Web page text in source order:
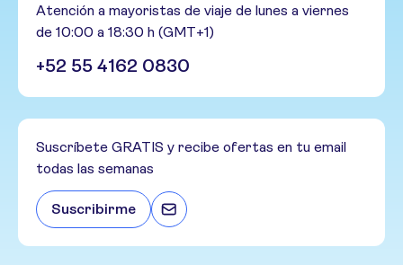
Atención a mayoristas de viaje de lunes a viernes
de 10:00 a 18:30 h (GMT+1)
+52 55 4162 0830
Suscríbete GRATIS y recibe ofertas en tu email
todas las semanas
Suscribirme